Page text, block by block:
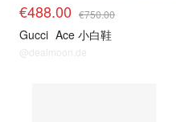
€488.00 €750.00
Gucci Ace 小白鞋
@dealmoon.de